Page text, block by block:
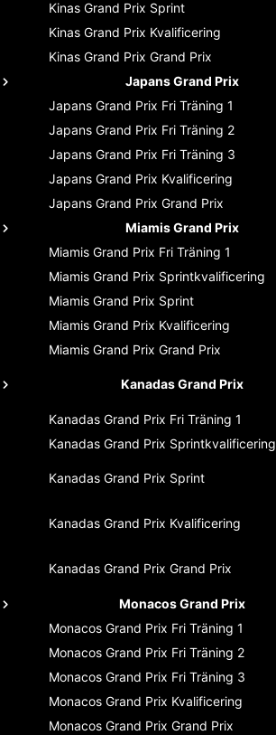
Kinas Grand Prix Sprint
Kinas Grand Prix Kvalificering
Kinas Grand Prix Grand Prix
Japans Grand Prix
Japans Grand Prix Fri Träning 1
Japans Grand Prix Fri Träning 2
Japans Grand Prix Fri Träning 3
Japans Grand Prix Kvalificering
Japans Grand Prix Grand Prix
Miamis Grand Prix
Miamis Grand Prix Fri Träning 1
Miamis Grand Prix Sprintkvalificering
Miamis Grand Prix Sprint
Miamis Grand Prix Kvalificering
Miamis Grand Prix Grand Prix
Kanadas Grand Prix
Kanadas Grand Prix Fri Träning 1
Kanadas Grand Prix Sprintkvalificering
Kanadas Grand Prix Sprint
Kanadas Grand Prix Kvalificering
Kanadas Grand Prix Grand Prix
Monacos Grand Prix
Monacos Grand Prix Fri Träning 1
Monacos Grand Prix Fri Träning 2
Monacos Grand Prix Fri Träning 3
Monacos Grand Prix Kvalificering
Monacos Grand Prix Grand Prix